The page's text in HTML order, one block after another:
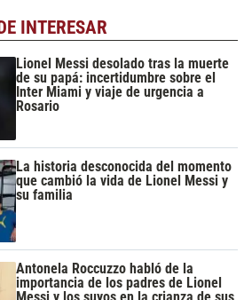
INTERESAR
Lionel Messi desolado tras la muerte
de su papá: incertidumbre sobre el
Inter Miami y viaje de urgencia a
Rosario
La historia desconocida del momento
que cambió la vida de Lionel Messi y
su familia
Antonela Roccuzzo habló de la
importancia de los padres de Lionel